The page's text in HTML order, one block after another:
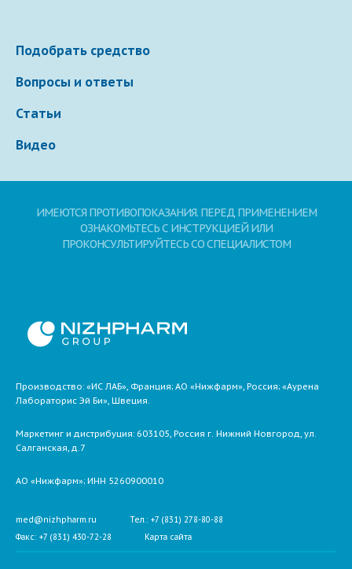
Подобрать средство
Вопросы и ответы
Статьи
Видео
ИМЕЮТСЯ ПРОТИВОПОКАЗАНИЯ. ПЕРЕД ПРИМЕНЕНИЕМ
ОЗНАКОМЬТЕСЬ С ИНСТРУКЦИЕЙ ИЛИ
ПРОКОНСУЛЬТИРУЙТЕСЬ СО СПЕЦИАЛИСТОМ
Производство: «ИС ЛАБ», Франция; АО «Нижфарм», Россия; «Аурена
Лабораторис Эй Би», Швеция.
Маркетинг и дистрибуция: 603105, Россия г. Нижний Новгород, ул.
Салганская, д.7
АО «Нижфарм»; ИНН 5260900010
med@nizhpharm.ru
Тел.: +7 (831) 278-80-88
Факс: +7 (831) 430-72-28
Карта сайта